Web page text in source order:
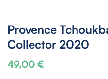
Provence
Collector 2020
Prix
49,00 €